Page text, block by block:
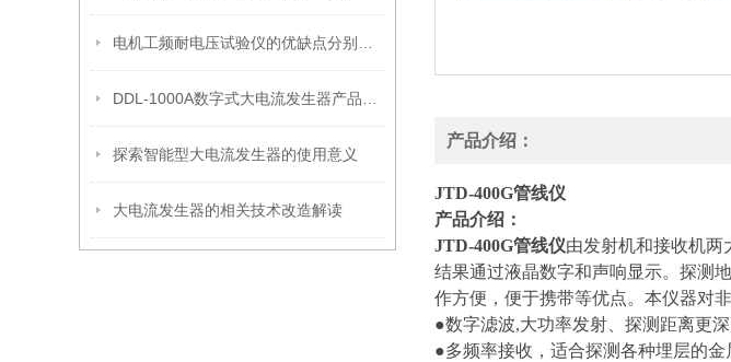
探索智能型大电流发生器的使用意义
大电流发生器的相关技术改造解读
产品介绍：
JTD-400G管线仪
产品介绍：
JTD-400G管线仪由发射机和接收机两
结果通过液晶数字和声响显示。探测
作方便，便于携带等优点。本仪器对
●数字滤波,大功率发射、探测距离更
●多频率接收，适合探测各种埋层的金